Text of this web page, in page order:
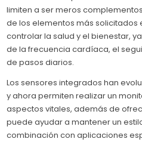
limiten a ser meros
de los elementos más
controlar la salud y el bienestar,
de la frecuencia cardíaca, el
de pasos diarios.
Los sensores integrados han
y ahora permiten realizar un
aspectos vitales, además de
puede ayudar a mantener un
combinación con aplicaciones